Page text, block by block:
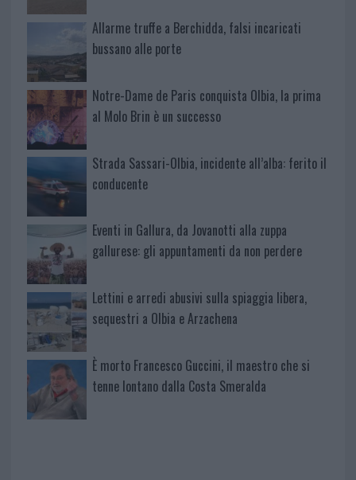
Allarme truffe a Berchidda, falsi incaricati
bussano alle porte
Notre-Dame de Paris conquista Olbia, la prima
al Molo Brin è un successo
Strada Sassari-Olbia, incidente all’alba: ferito il
conducente
Eventi in Gallura, da Jovanotti alla zuppa
gallurese: gli appuntamenti da non perdere
Lettini e arredi abusivi sulla spiaggia libera,
sequestri a Olbia e Arzachena
È morto Francesco Guccini, il maestro che si
tenne lontano dalla Costa Smeralda